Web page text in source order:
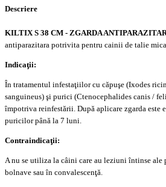
Descriere
KILTIX S 38 CM - ZGARDA
antiparazitara potrivita pentru cainii de talie
Indicaţii:
În tratamentul infestaţiilor cu căpuşe (Ixodes
sanguineus) şi purici (Ctenocephalides canis /
împotriva reinfestării. După aplicare zgarda este
puricilor până la 7 luni.
Contraindicaţii:
A nu se utiliza la câini care au leziuni întinse ale
bolnave sau în convalescenţă.